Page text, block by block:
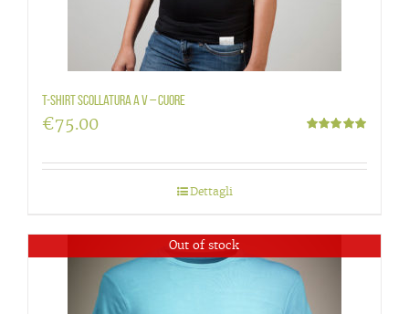
T-shirt scollatura a V – Cuore
€75.00
Dettagli
Out of stock